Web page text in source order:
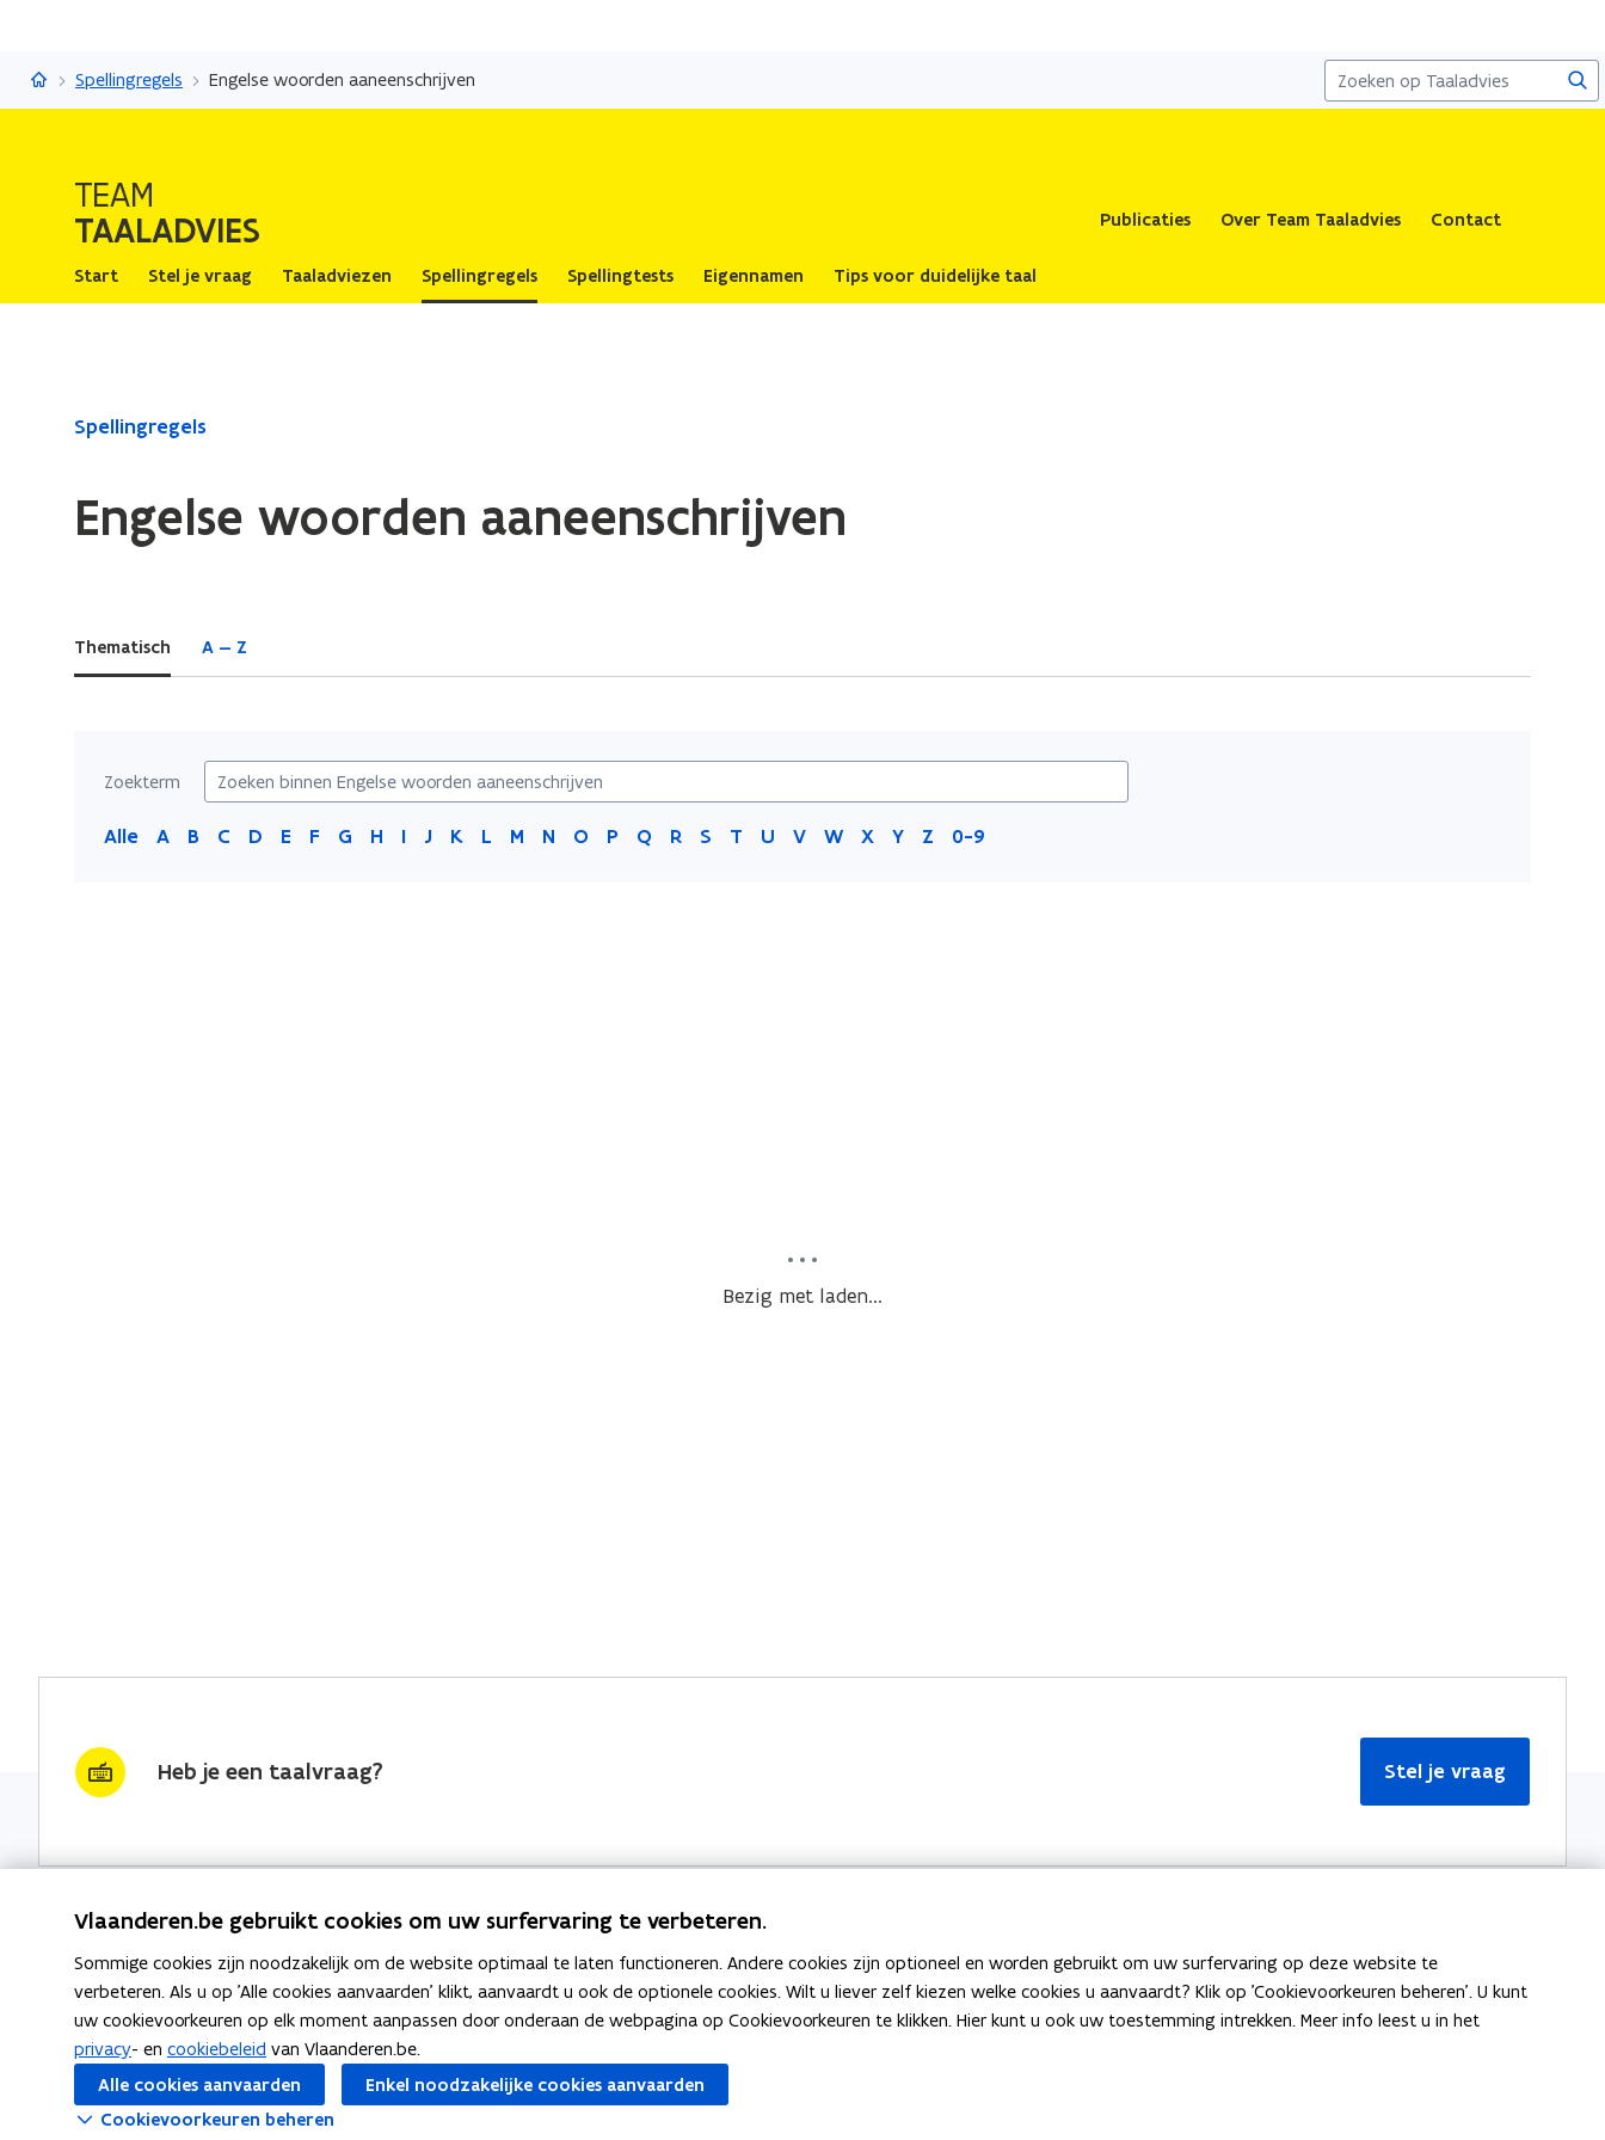
naar
TaaladviesSpellingregels Engelse woorden aaneenschrijven
TEAM
TAALADVIES Publicaties Over Team Taaladvies Contact
Start Stel je vraag Taaladviezen Spellingregels Spellingtests Eigennamen Tips voor duidelijke taal
Gedaan
Engelse
woorden
Spellingregels
Engelse woorden aaneenschrijven
Thematisch A — Z
Zoekterm
Alle A B C D E F G H I J K L M N O P Q R S T U V W X Y Z 0-9
Bezig met laden...
Heb je een taalvraag? Stel je vraag
Nieuwsbrief krijgen?
vraag & woord van de week
wekelijks in je mailbox
Schrijf je in
Thema's
Spellingregels
Bekijk ook Meer informatie
Over Team Taaladvies
Vlaanderen.be gebruikt cookies om uw surfervaring te verbeteren.
Sommige cookies zijn noodzakelijk om de website optimaal te laten functioneren. Andere cookies zijn optioneel en worden gebruikt om uw surfervaring op deze website te
verbeteren. Als u op 'Alle cookies aanvaarden' klikt, aanvaardt u ook de optionele cookies. Wilt u liever zelf kiezen welke cookies u aanvaardt? Klik op 'Cookievoorkeuren beheren'. U kunt
uw cookievoorkeuren op elk moment aanpassen door onderaan de webpagina op Cookievoorkeuren te klikken. Hier kunt u ook uw toestemming intrekken. Meer info leest u in het
privacy- en cookiebeleid van Vlaanderen.be.
Alle cookies aanvaarden
Enkel noodzakelijke cookies aanvaarden
Cookievoorkeuren beheren